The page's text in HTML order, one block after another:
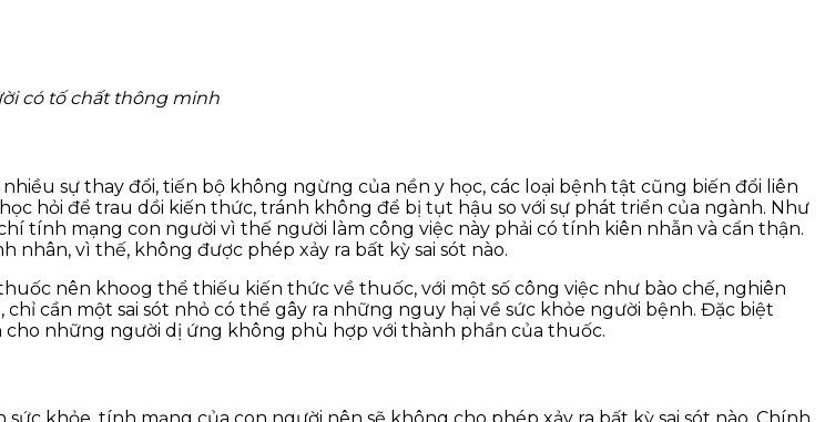
có tố chất thông minh
sự thay đổi, tiến bộ không ngừng của nền y học, các loại bệnh tật cũng biến đổi liên
hỏi để trau dồi kiến thức, tránh không để bị tụt hậu so với sự phát triển của ngành. Như
tính mạng con người vì thế người làm công việc này phải có tính kiên nhẫn và cẩn thận.
vì thế, không được phép xảy ra bất kỳ sai sót nào.
nên khoog thể thiếu kiến thức về thuốc, với một số công việc như bào chế, nghiên
cần một sai sót nhỏ có thể gây ra những nguy hại về sức khỏe người bệnh. Đặc biệt
những người dị ứng không phù hợp với thành phần của thuốc.